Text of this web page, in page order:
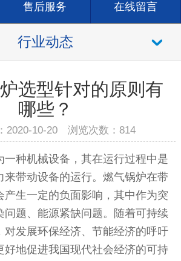
售后服务 在线留言
行业动态
选型针对的原则有
哪些？
2020-10-20 浏览次数： 814
种机械设备，其在运行过程中是
来带动设备的运行。燃气锅炉在带
产生一定的负面影响，其中作为突
问题、能源紧缺问题。随着可持续
对发展环保经济、节能经济的呼吁
好地促进我国现代社会经济的可持